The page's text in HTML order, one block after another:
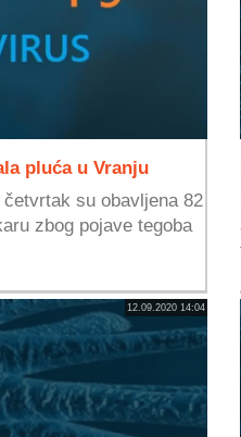
pluća u Vranju
su obavljena 82
zbog pojave tegoba
12.09.2020 14:04